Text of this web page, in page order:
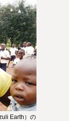
Earth）の